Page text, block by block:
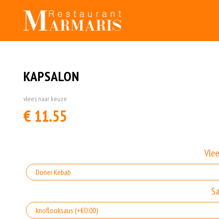
KAPSALON
vlees naar keuze
€ 11.55